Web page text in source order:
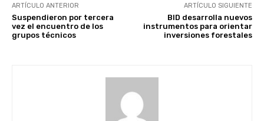
ARTÍCULO ANTERIOR
Suspendieron por tercera
vez el encuentro de los
grupos técnicos
ARTÍCULO SIGUIENTE
BID desarrolla nuevos
instrumentos para orientar
inversiones forestales